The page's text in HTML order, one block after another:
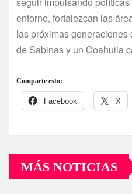
entorno, fortalezcan las
las próximas
de Sabinas y un Coahuila
Comparte esto:
Facebook X
MÁS NOTICIAS